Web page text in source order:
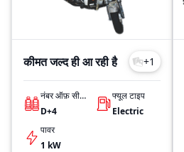
कीमत जल्द ही आ रही है +1
नंबर ऑफ़ सीट्स
D+4
फ्यूल टाइप
Electric
पावर
1 kW